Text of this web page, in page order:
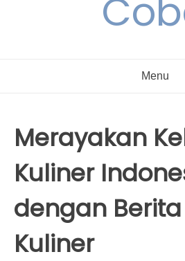
Menu
Merayakan
Kuliner
dengan
Kuliner